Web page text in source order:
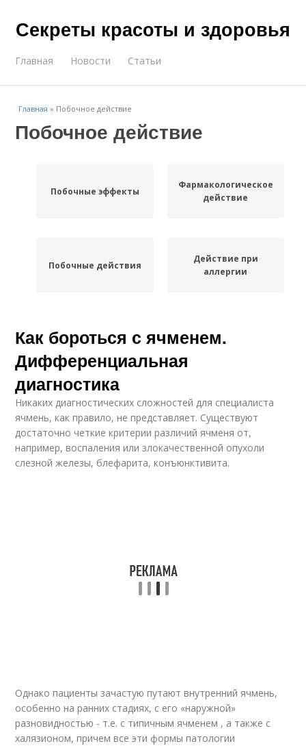
Секреты красоты и здоровья
Главная Новости Статьи
Главная » Побочное действие
Побочное действие
Побочные эффекты
Фармакологическое
действие
Побочные действия
Действие при
аллергии
Как бороться с ячменем.
Дифференциальная
диагностика
Никаких диагностических сложностей для специалиста
ячмень, как правило, не представляет. Существуют
достаточно четкие критерии различий ячменя от,
например, воспаления или злокачественной опухоли
слезной железы, блефарита, конъюнктивита.
Однако пациенты зачастую путают внутренний ячмень,
особенно на ранних стадиях, с его «наружной»
разновидностью - т.е. с типичным ячменем , а также с
халязионом, причем все эти формы патологии